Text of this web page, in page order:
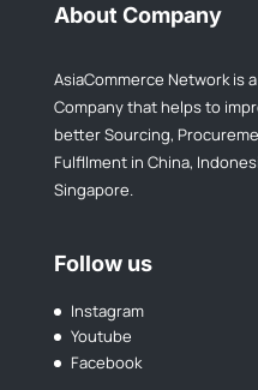
About Company
AsiaCommerce Network is
Company that helps to
better Sourcing,
Fulfllment in China,
Singapore.
Follow us
Instagram
Youtube
Facebook